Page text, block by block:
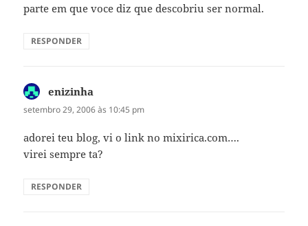
parte em que voce diz que descobriu ser normal.
RESPONDER
enizinha
setembro 29, 2006 às 10:45 pm
adorei teu blog, vi o link no mixirica.com….
virei sempre ta?
RESPONDER